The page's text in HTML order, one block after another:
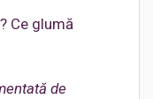
Ce glumă
de